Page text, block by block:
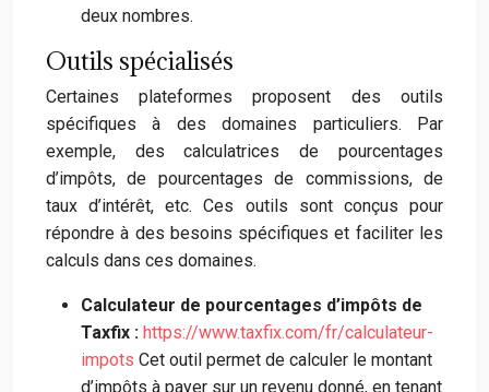
deux nombres.
Outils spécialisés
Certaines plateformes proposent des outils
spécifiques à des domaines particuliers. Par
exemple, des calculatrices de pourcentages
d’impôts, de pourcentages de commissions, de
taux d’intérêt, etc. Ces outils sont conçus pour
répondre à des besoins spécifiques et faciliter les
calculs dans ces domaines.
Calculateur de pourcentages d’impôts de
Taxfix : https://www.taxfix.com/fr/calculateur-
impots Cet outil permet de calculer le montant
d’impôts à payer sur un revenu donné, en tenant